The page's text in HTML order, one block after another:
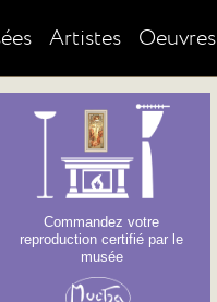
Artistes Oeuvres
Commandez votre
reproduction certifié par le
musée